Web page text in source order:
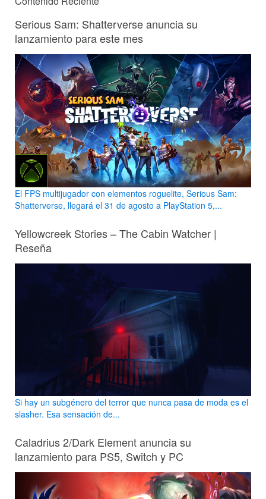
Serious Sam: Shatterverse anuncia su
lanzamiento para este mes
El FPS multijugador con elementos roguelite, Serious Sam:
Shatterverse, llegará el 31 de agosto a PlayStation 5,...
Yellowcreek Stories – The Cabin Watcher |
Reseña
Si hay un subgénero del terror que nunca pasa de moda es el
slasher. Esa sensación de...
Caladrius 2/Dark Element anuncia su
lanzamiento para PS5, Switch y PC